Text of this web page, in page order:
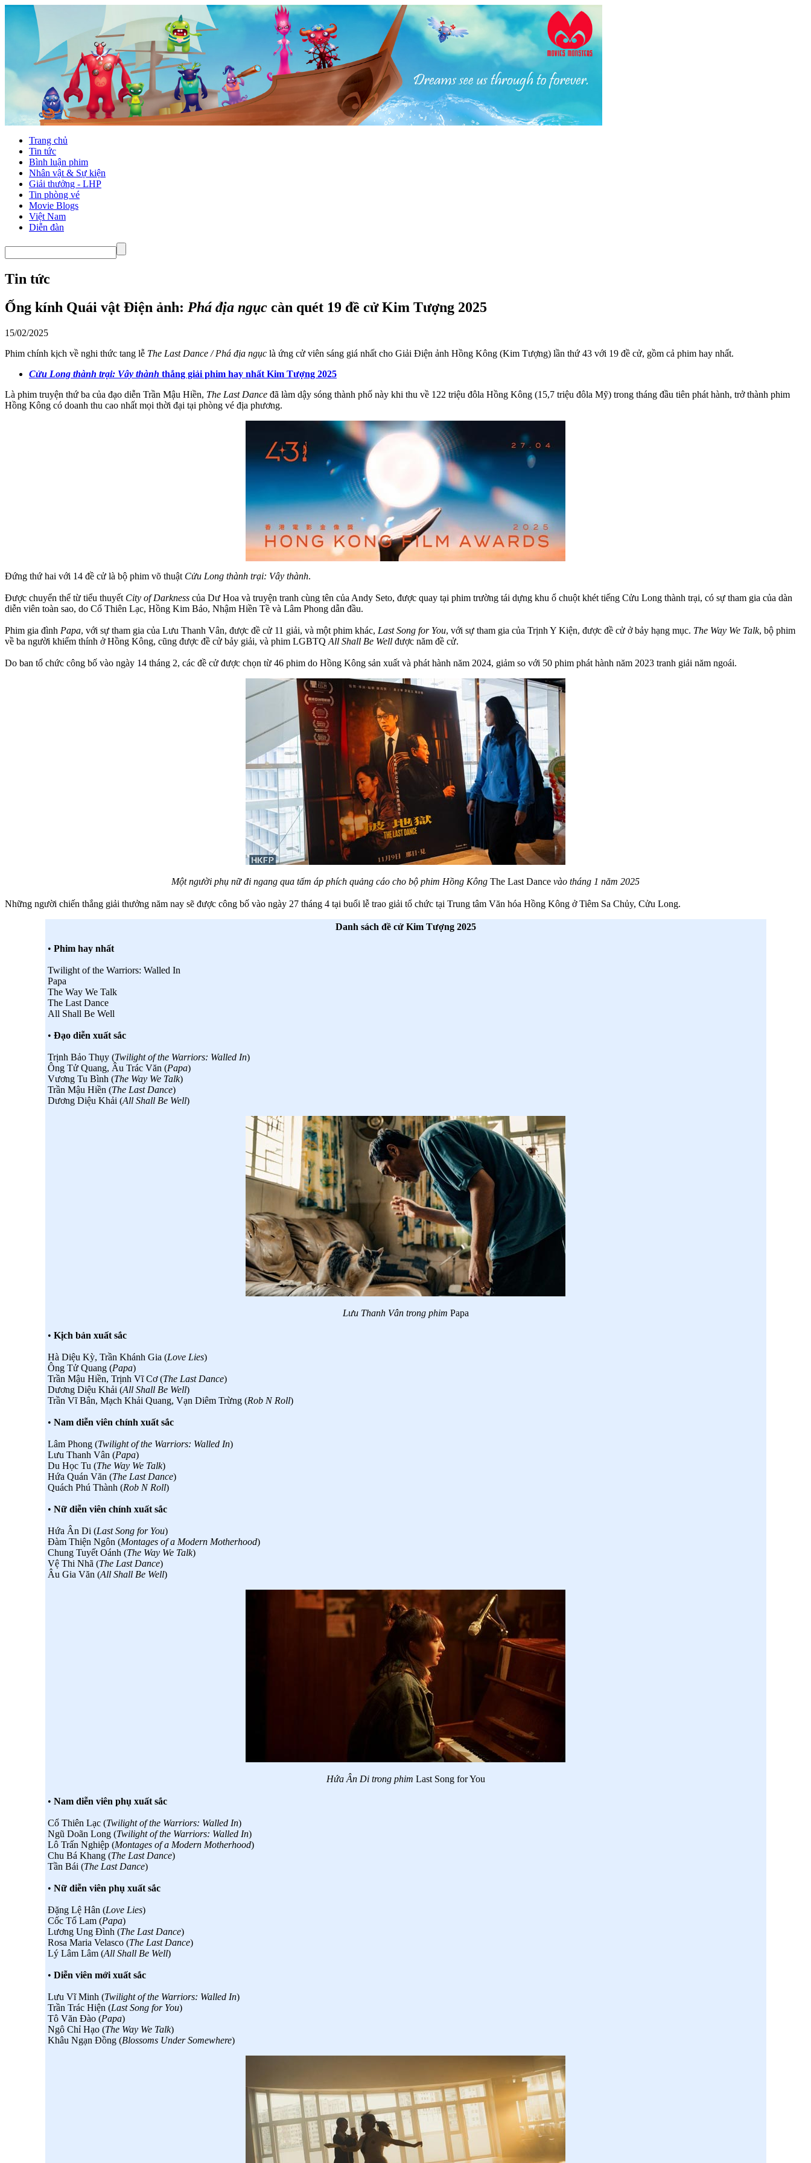
Trang chủ
Tin tức
Bình luận phim
Nhân vật & Sự kiện
Giải thưởng - LHP
Tin phòng vé
Movie Blogs
Việt Nam
Diễn đàn
Tin tức
Ống kính Quái vật Điện ảnh: Phá địa ngục càn quét 19 đề cử Kim Tượng 2025
15/02/2025
Phim chính kịch về nghi thức tang lễ The Last Dance / Phá địa ngục là ứng cử viên sáng giá nhất cho Giải Điện ảnh Hồng Kông (Kim Tượng) lần thứ 43 với 19 đề cử, gồm cả phim hay nhất.
Cửu Long thành trại: Vây thành thắng giải phim hay nhất Kim Tượng 2025
Là phim truyện thứ ba của đạo diễn Trần Mậu Hiền, The Last Dance đã làm dậy sóng thành phố này khi thu về 122 triệu đôla Hồng Kông (15,7 triệu đôla Mỹ) trong tháng đầu tiên phát hành, trở thành phim
Hồng Kông có doanh thu cao nhất mọi thời đại tại phòng vé địa phương.
Đứng thứ hai với 14 đề cử là bộ phim võ thuật Cửu Long thành trại: Vây thành.
Được chuyển thể từ tiểu thuyết City of Darkness của Dư Hoa và truyện tranh cùng tên của Andy Seto, được quay tại phim trường tái dựng khu ổ chuột khét tiếng Cửu Long thành trại, có sự tham gia của dàn
diễn viên toàn sao, do Cổ Thiên Lạc, Hồng Kim Bảo, Nhậm Hiền Tề và Lâm Phong dẫn đầu.
Phim gia đình Papa, với sự tham gia của Lưu Thanh Vân, được đề cử 11 giải, và một phim khác, Last Song for You, với sự tham gia của Trịnh Y Kiện, được đề cử ở bảy hạng mục. The Way We Talk, bộ phim
về ba người khiếm thính ở Hồng Kông, cũng được đề cử bảy giải, và phim LGBTQ All Shall Be Well được năm đề cử.
Do ban tổ chức công bố vào ngày 14 tháng 2, các đề cử được chọn từ 46 phim do Hồng Kông sản xuất và phát hành năm 2024, giảm so với 50 phim phát hành năm 2023 tranh giải năm ngoái.
Một người phụ nữ đi ngang qua tấm áp phích quảng cáo cho bộ phim Hồng Kông The Last Dance vào tháng 1 năm 2025
Những người chiến thắng giải thưởng năm nay sẽ được công bố vào ngày 27 tháng 4 tại buổi lễ trao giải tổ chức tại Trung tâm Văn hóa Hồng Kông ở Tiêm Sa Chủy, Cửu Long.
Danh sách đề cử Kim Tượng 2025
• Phim hay nhất
Twilight of the Warriors: Walled In
Papa
The Way We Talk
The Last Dance
All Shall Be Well
• Đạo diễn xuất sắc
Trịnh Bảo Thụy (Twilight of the Warriors: Walled In)
Ông Tử Quang, Âu Trác Văn (Papa)
Vương Tu Bình (The Way We Talk)
Trần Mậu Hiền (The Last Dance)
Dương Diệu Khải (All Shall Be Well)
Lưu Thanh Vân trong phim Papa
• Kịch bản xuất sắc
Hà Diệu Kỳ, Trần Khánh Gia (Love Lies)
Ông Tử Quang (Papa)
Trần Mậu Hiền, Trịnh Vĩ Cơ (The Last Dance)
Dương Diệu Khải (All Shall Be Well)
Trần Vĩ Bân, Mạch Khải Quang, Vạn Diêm Trừng (Rob N Roll)
• Nam diễn viên chính xuất sắc
Lâm Phong (Twilight of the Warriors: Walled In)
Lưu Thanh Vân (Papa)
Du Học Tu (The Way We Talk)
Hứa Quán Văn (The Last Dance)
Quách Phú Thành (Rob N Roll)
• Nữ diễn viên chính xuất sắc
Hứa Ân Di (Last Song for You)
Đàm Thiện Ngôn (Montages of a Modern Motherhood)
Chung Tuyết Oánh (The Way We Talk)
Vệ Thi Nhã (The Last Dance)
Âu Gia Văn (All Shall Be Well)
Hứa Ân Di trong phim Last Song for You
• Nam diễn viên phụ xuất sắc
Cổ Thiên Lạc (Twilight of the Warriors: Walled In)
Ngũ Doãn Long (Twilight of the Warriors: Walled In)
Lô Trấn Nghiệp (Montages of a Modern Motherhood)
Chu Bá Khang (The Last Dance)
Tần Bái (The Last Dance)
• Nữ diễn viên phụ xuất sắc
Đặng Lệ Hân (Love Lies)
Cốc Tổ Lam (Papa)
Lương Ung Đình (The Last Dance)
Rosa Maria Velasco (The Last Dance)
Lý Lâm Lâm (All Shall Be Well)
• Diễn viên mới xuất sắc
Lưu Vĩ Minh (Twilight of the Warriors: Walled In)
Trần Trác Hiện (Last Song for You)
Tô Văn Đào (Papa)
Ngô Chỉ Hạo (The Way We Talk)
Khâu Ngạn Đồng (Blossoms Under Somewhere)